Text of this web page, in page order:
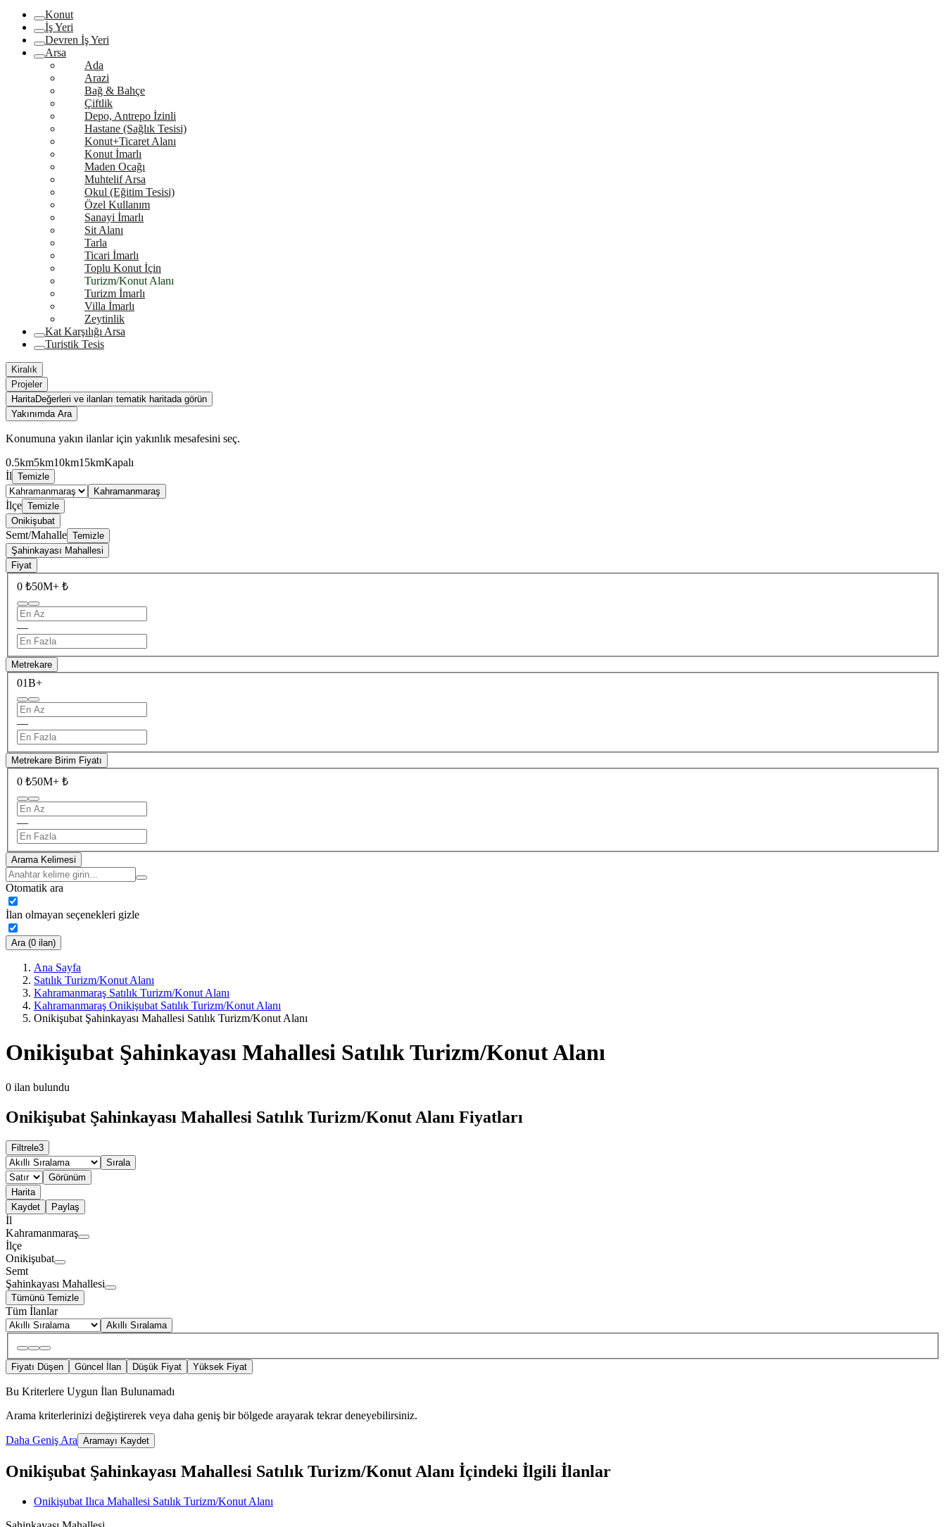
Konut
İş Yeri
Devren İş Yeri
Arsa
Ada
Arazi
Bağ & Bahçe
Çiftlik
Depo, Antrepo İzinli
Hastane (Sağlık Tesisi)
Konut+Ticaret Alanı
Konut İmarlı
Maden Ocağı
Muhtelif Arsa
Okul (Eğitim Tesisi)
Özel Kullanım
Sanayi İmarlı
Sit Alanı
Tarla
Ticari İmarlı
Toplu Konut İçin
Turizm/Konut Alanı
Turizm İmarlı
Villa İmarlı
Zeytinlik
Kat Karşılığı Arsa
Turistik Tesis
Kiralık
Projeler
HaritaDeğerleri ve ilanları tematik haritada görün
Yakınımda Ara
Konumuna yakın ilanlar için yakınlık mesafesini seç.
0.5km5km10km15kmKapalı
İl Temizle
Kahramanmaraş
İlçe Temizle
Onikişubat
Semt/Mahalle Temizle
Şahinkayası Mahallesi
Fiyat
0 ₺50M+ ₺
—
Metrekare
01B+
—
Metrekare Birim Fiyatı
0 ₺50M+ ₺
—
Arama Kelimesi
Otomatik ara
İlan olmayan seçenekleri gizle
Ara (0 ilan)
Ana Sayfa
Satılık Turizm/Konut Alanı
Kahramanmaraş Satılık Turizm/Konut Alanı
Kahramanmaraş Onikişubat Satılık Turizm/Konut Alanı
Onikişubat Şahinkayası Mahallesi Satılık Turizm/Konut Alanı
Onikişubat Şahinkayası Mahallesi Satılık Turizm/Konut Alanı
0 ilan bulundu
Onikişubat Şahinkayası Mahallesi Satılık Turizm/Konut Alanı Fiyatları
Filtrele3
Sırala
Görünüm
Harita
Kaydet
Paylaş
İl
Kahramanmaraş
İlçe
Onikişubat
Semt
Şahinkayası Mahallesi
Tümünü Temizle
Tüm İlanlar
Akıllı Sıralama
Fiyatı Düşen Güncel İlan Düşük Fiyat Yüksek Fiyat
Bu Kriterlere Uygun İlan Bulunamadı
Arama kriterlerinizi değiştirerek veya daha geniş bir bölgede arayarak tekrar deneyebilirsiniz.
Daha Geniş Ara Aramayı Kaydet
Onikişubat Şahinkayası Mahallesi Satılık Turizm/Konut Alanı İçindeki İlgili İlanlar
Onikişubat Ilıca Mahallesi Satılık Turizm/Konut Alanı